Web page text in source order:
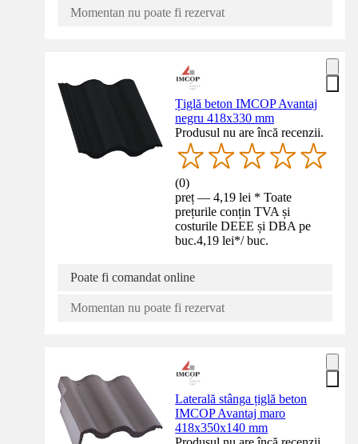
Momentan nu poate fi rezervat
Țiglă beton IMCOP Avantaj
negru 418x330 mm
Produsul nu are încă recenzii.
(0)
preț — 4,19 lei * Toate
prețurile conțin TVA și
costurile DEEE și DBA pe
buc.4,19 lei*/ buc.
Poate fi comandat online
Momentan nu poate fi rezervat
Laterală stânga țiglă beton
IMCOP Avantaj maro
418x350x140 mm